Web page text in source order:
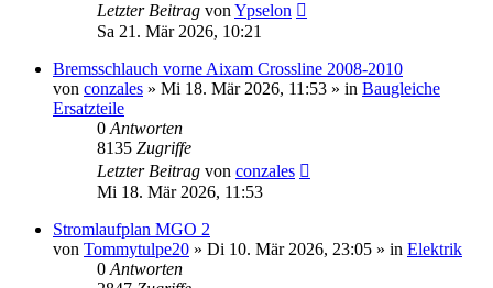
Letzter Beitrag vonYpselon
Sa 21. Mär 2026, 10:21
Bremsschlauch vorne Aixam Crossline 2008-2010
von conzales » Mi 18. Mär 2026, 11:53 » in Baugleiche
Ersatzteile
0Antworten
8135 Zugriffe
Letzter Beitrag von conzales
Mi 18. Mär 2026, 11:53
Stromlaufplan MGO 2
von Tommytulpe20 » Di 10. Mär 2026, 23:05 » in Elektrik
0Antworten